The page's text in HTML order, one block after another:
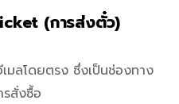
(การส่งตั๋ว)
มลโดยตรง ซึ่งเป็นช่องทาง
สั่งซื้อ